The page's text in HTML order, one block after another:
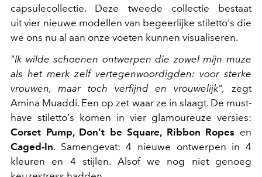
capsulecollectie. Deze tweede collectie bestaat
uit vier nieuwe modellen van begeerlijke stiletto's die
we ons nu al aan onze voeten kunnen visualiseren.
"Ik wilde schoenen ontwerpen die zowel mijn muze
als het merk zelf vertegenwoordigden: voor sterke
vrouwen, maar toch verfijnd en vrouwelijk", zegt
Amina Muaddi. Een op zet waar ze in slaagt. De must-
have stiletto's komen in vier glamoureuze versies:
Corset Pump, Don't be Square, Ribbon Ropes en
Caged-In. Samengevat: 4 nieuwe ontwerpen in 4
kleuren en 4 stijlen. Alsof we nog niet genoeg